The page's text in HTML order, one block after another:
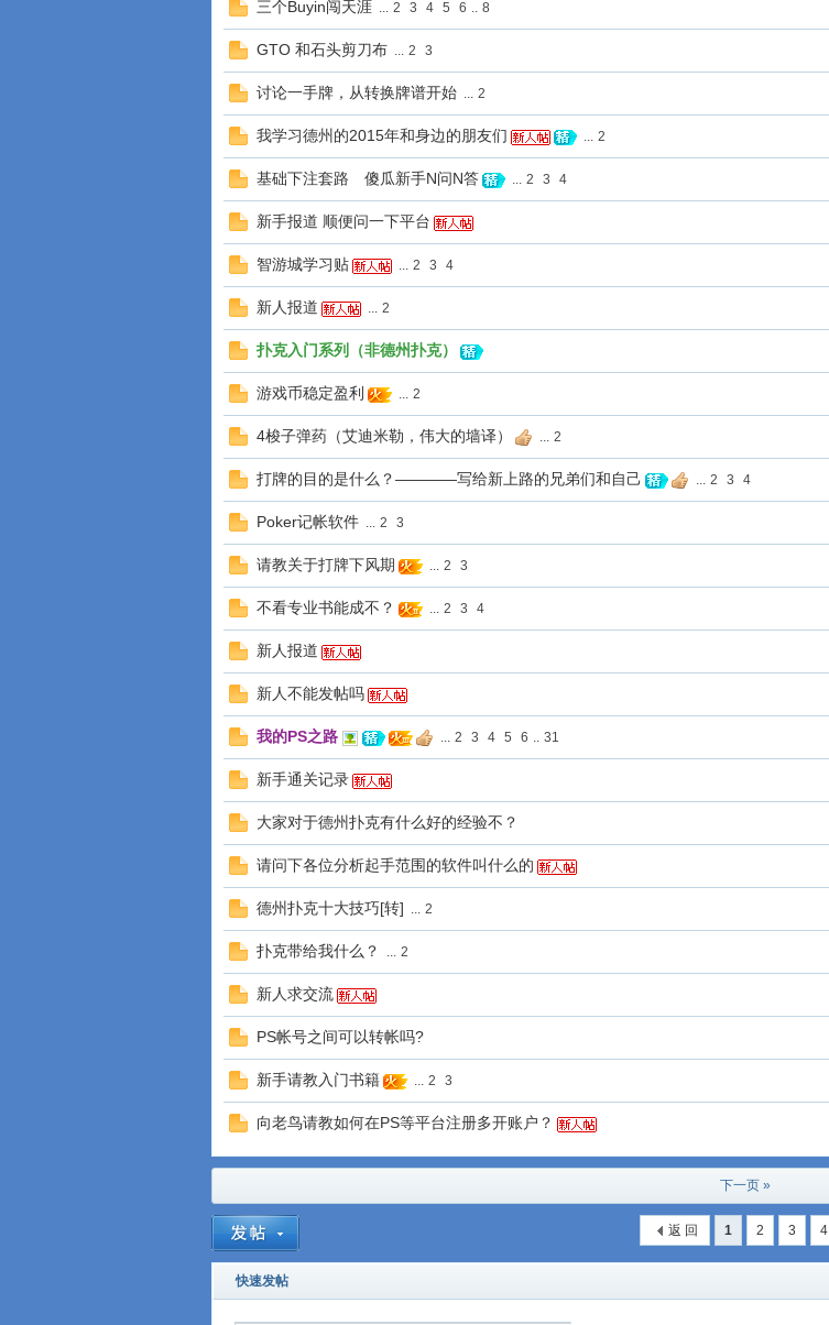
三个Buyin闯天涯 ... 2 3 4 5 6 .. 8
GTO 和石头剪刀布 ... 2 3
讨论一手牌，从转换牌谱开始 ... 2
我学习德州的2015年和身边的朋友们 ... 2
基础下注套路 傻瓜新手N问N答 ... 2 3 4
新手报道 顺便问一下平台
智游城学习贴 ... 2 3 4
新人报道 ... 2
扑克入门系列（非德州扑克）
游戏币稳定盈利 ... 2
4梭子弹药（艾迪米勒，伟大的墙译） ... 2
打牌的目的是什么？————写给新上路的兄弟们和自己 ... 2 3 4
Poker记帐软件 ... 2 3
请教关于打牌下风期 ... 2 3
不看专业书能成不？ ... 2 3 4
新人报道
新人不能发帖吗
我的PS之路 ... 2 3 4 5 6 .. 31
新手通关记录
大家对于德州扑克有什么好的经验不？
请问下各位分析起手范围的软件叫什么的
德州扑克十大技巧[转] ... 2
扑克带给我什么？ ... 2
新人求交流
PS帐号之间可以转帐吗?
新手请教入门书籍 ... 2 3
向老鸟请教如何在PS等平台注册多开账户？
下一页 »
1 2 3 4
返 回
快速发帖